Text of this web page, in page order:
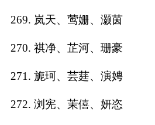
269. 岚天、莺姗、灏茵
270. 祺净、芷河、珊豪
271. 旎珂、芸莛、演娉
272. 浏宪、茉僖、妍恣